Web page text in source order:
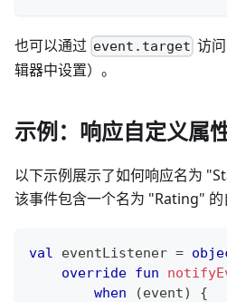
也可以通过 event.target 访
辑器中设置）。
示例：响应自定义属
以下示例展示了如何响应名为
该事件包含一个名为 "Rating" 的
val eventListener =
override fun
when
(event)
{